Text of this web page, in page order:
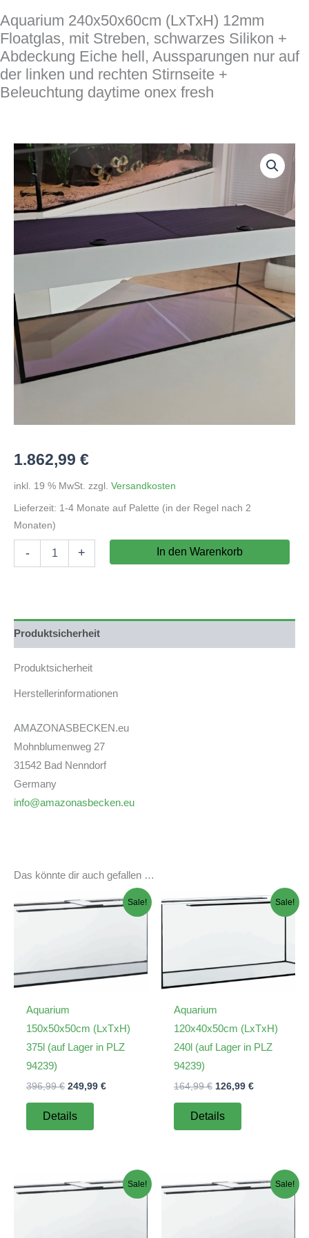
Aquarium 240x50x60cm (LxTxH) 12mm
Floatglas, mit Streben, schwarzes Silikon +
Abdeckung Eiche hell, Aussparungen nur auf
der linken und rechten Stirnseite +
Beleuchtung daytime onex fresh
1.862,99 €
inkl. 19 % MwSt. zzgl. Versandkosten
Lieferzeit: 1-4 Monate auf Palette (in der Regel nach 2
Monaten)
-
240x50x60cm
Streben,
+
Eiche
Aussparungen
auf
der
linken
rechten
onex
Menge
+ In den Warenkorb
Produktsicherheit
Produktsicherheit
Herstellerinformationen
AMAZONASBECKEN.eu
Mohnblumenweg 27
31542 Bad Nenndorf
Germany
info@amazonasbecken.eu
Das könnte dir auch gefallen …
Sale!
Aquarium
150x50x50cm (LxTxH)
375l (auf Lager in PLZ
94239)
396,99€ Ursprünglicher
396,99 €
249,99 €Aktueller
Details
Sale!
Aquarium
120x40x50cm (LxTxH)
240l (auf Lager in PLZ
94239)
164,99€ Ursprünglicher
164,99 €
126,99 €Aktueller
Details
Sale! Sale!